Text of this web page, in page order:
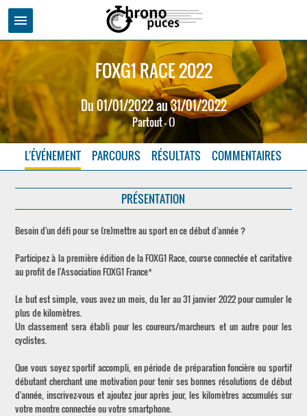
menu
FOXG1 RACE 2022
Du 01/01/2022 au 31/01/2022
Partout - ()
L'ÉVÉNEMENT PARCOURS RÉSULTATS COMMENTAIRES
PRÉSENTATION
Besoin d'un défi pour se (re)mettre au sport en ce début d'année ?
Participez à la première édition de la FOXG1 Race, course connectée et caritative
au profit de l'Association FOXG1 France*
Le but est simple, vous avez un mois, du 1er au 31 janvier 2022 pour cumuler le
plus de kilomètres.
Un classement sera établi pour les coureurs/marcheurs et un autre pour les
cyclistes.
Que vous soyez sportif accompli, en période de préparation foncière ou sportif
débutant cherchant une motivation pour tenir ses bonnes résolutions de début
d'année, inscrivez-vous et ajoutez jour après jour, les kilomètres accumulés sur
votre montre connectée ou votre smartphone.